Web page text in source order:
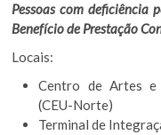
Pessoas com deficiência
Benefício de Prestação
Locais:
Centro de Artes e
(CEU-Norte)
Terminal de